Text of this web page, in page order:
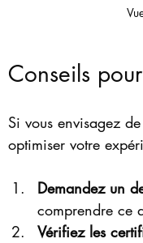
Conseils
Si vous envisagez
optimiser votre
Demandez un
comprendre ce
Vérifiez les